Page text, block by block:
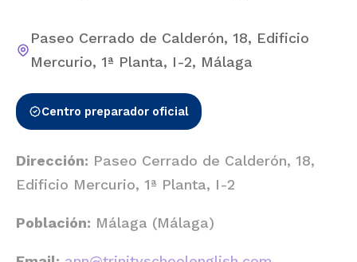
Paseo Cerrado de Calderón, 18, Edificio
Mercurio, 1ª Planta, I-2, Málaga
Centro preparador oficial
Dirección: Paseo Cerrado de Calderón, 18,
Edificio Mercurio, 1ª Planta, I-2
Población: Málaga (Málaga)